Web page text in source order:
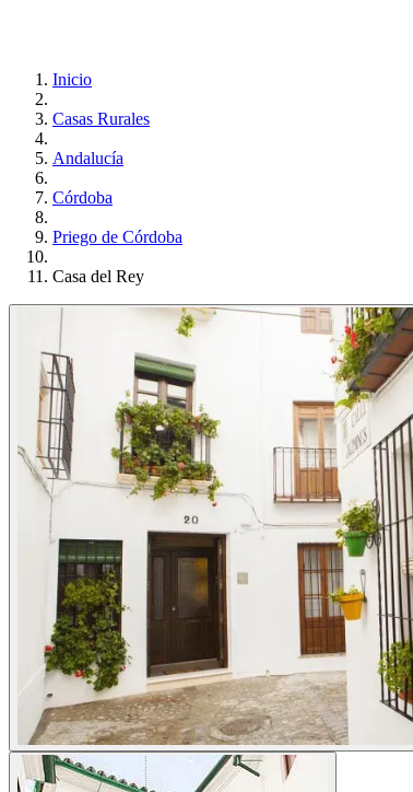
Inicio
Casas Rurales
Andalucía
Córdoba
Priego de Córdoba
Casa del Rey